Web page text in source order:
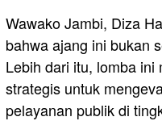
Wawako Jambi, Diza
bahwa ajang ini bukan
Lebih dari itu, lomba ini
strategis untuk
pelayanan publik di